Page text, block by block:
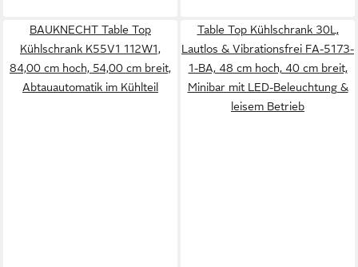
BAUKNECHT Table Top
Kühlschrank K55V1 112W1,
84,00 cm hoch, 54,00 cm breit,
Abtauautomatik im Kühlteil
Table Top Kühlschrank 30L,
Lautlos & Vibrationsfrei FA-5173-
1-BA, 48 cm hoch, 40 cm breit,
Minibar mit LED-Beleuchtung &
leisem Betrieb